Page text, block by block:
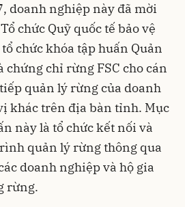
doanh nghiệp này đã mời
chức Quỹ quốc tế bảo vệ
chức khóa tập huấn Quản
chỉ rừng FSC cho cán
quản lý rừng của doanh
khác trên địa bàn tỉnh. Mục
này là tổ chức kết nối và
quản lý rừng thông qua
doanh nghiệp và hộ gia
rừng.